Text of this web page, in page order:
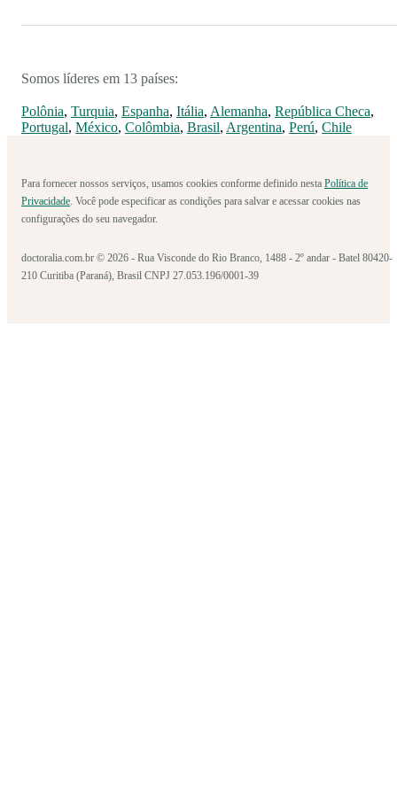
Somos líderes em 13 países:
Polônia, Turquia, Espanha, Itália, Alemanha, República Checa,
Portugal, México, Colômbia, Brasil, Argentina, Perú, Chile
Para fornecer nossos serviços, usamos cookies conforme definido nesta Política de
Privacidade. Você pode especificar as condições para salvar e acessar cookies nas
configurações do seu navegador.
doctoralia.com.br © 2026 - Rua Visconde do Rio Branco, 1488 - 2º andar - Batel 80420-
210 Curitiba (Paraná), Brasil CNPJ 27.053.196/0001-39